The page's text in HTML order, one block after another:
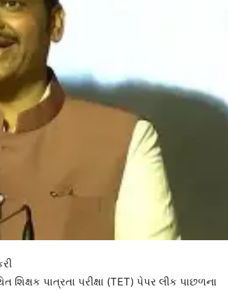
પાત્રતા પરીક્ષા (TET) પેપર લીક પાછળના